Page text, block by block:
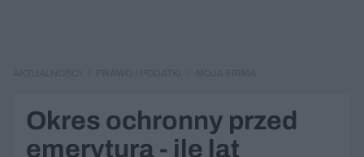
Okres ochronny przed
emeryturą - ile lat